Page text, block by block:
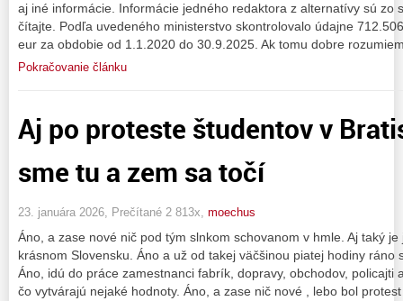
aj iné informácie. Informácie jedného redaktora z alternatívy sú zo
čítajte. Podľa uvedeného ministerstvo skontrolovalo údajne
eur za obdobie od 1.1.2020 do 30.9.2025. Ak tomu dobre
Pokračovanie článku
Aj po proteste študentov v
sme tu a zem sa točí
23. januára 2026, Prečítané 2 813x, moechus
Áno, a zase nové nič pod tým slnkom schovanom v hmle. Aj taký
krásnom Slovensku. Áno a už od takej väčšinou piatej hodiny ráno
Áno, idú do práce zamestnanci fabrík, dopravy, obchodov, policajti
čo vytvárajú nejaké hodnoty. Áno, a zase nič nové , lebo bol